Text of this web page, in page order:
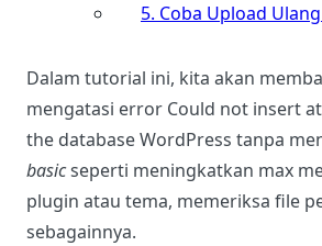
5. Coba Upload
Dalam tutorial ini, kita akan
mengatasi error Could not insert
the database WordPress tanpa
basicseperti meningkatkan max
plugin atau tema, memeriksa file
sebagainnya.